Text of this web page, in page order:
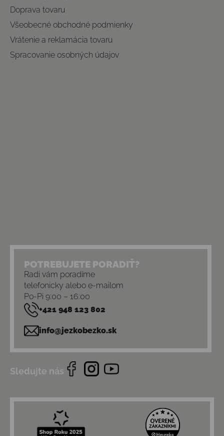
Doprava tovaru
Všeobecné obchodné podmienky
Vrátenie a reklamácia tovaru
Spracovanie osobných údajov
POTREBUJETE PORADIŤ?
Radi vám poradíme
telefonicky alebo e-mailom
Po-Pi 9:00 – 16:00
+421 948 123 802
info@jezkobezko.sk
Sledujte nás